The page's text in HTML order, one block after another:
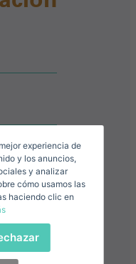
experiencia de
y los anuncios,
y analizar
cómo usamos las
haciendo clic en